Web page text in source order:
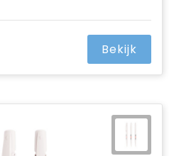
Bekijk